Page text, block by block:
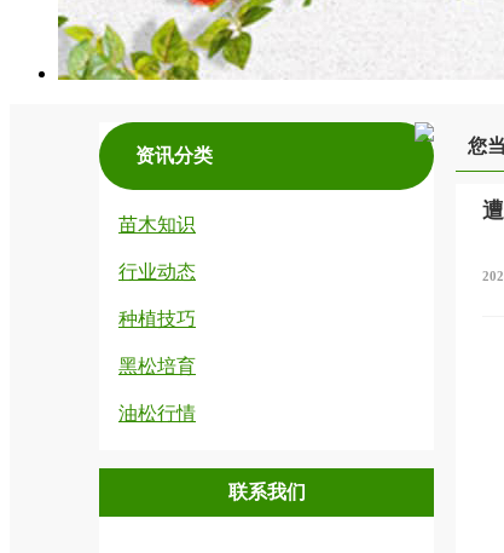
资讯分类
苗木知识
行业动态
种植技巧
黑松培育
油松行情
联系我们
您